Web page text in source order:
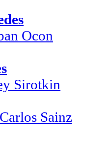
Ocon
Sirotkin
Carlos Sainz